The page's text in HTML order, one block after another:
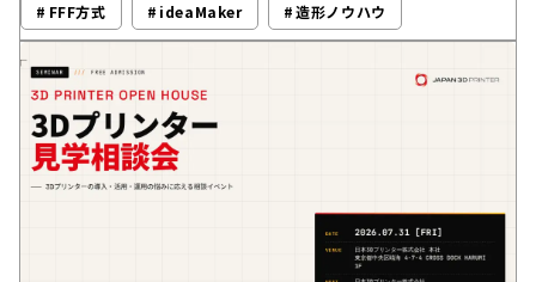
FFF方式 ideaMaker 造形ノウハウ